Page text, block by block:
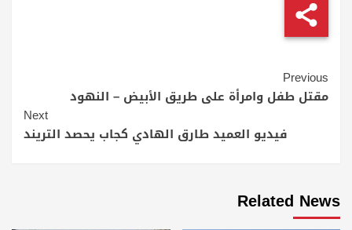
Continue
Reading
Previous
مقتل طفل وامرأة على طريق الأبيض – النهود
Next
فيديو العميد طارق الهادي كجاب يحصد التريند
Related News